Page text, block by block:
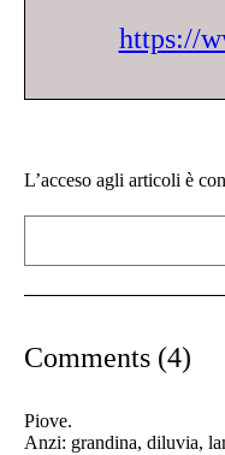
https://
L’acceso agli articoli è
Comments (4)
Piove.
Anzi: grandina, diluvia,